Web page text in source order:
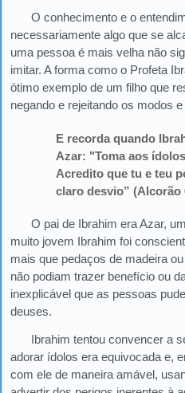
O conhecimento e o
necessariamente algo que se
uma pessoa é mais velha não
imitar. A forma como o Profeta
ótimo exemplo de um filho que
negando e rejeitando os modos
E recorda quando
Azar: "Toma aos
Acredito que tu e teu
claro desvio” (Alcorão
O pai de Ibrahim era Azar,
muito jovem Ibrahim foi
mais que pedaços de madeira
não podiam trazer benefício ou
inexplicável que as pessoas
deuses.
Ibrahim tentou convencer a
adorar ídolos era equivocada e,
com ele de maneira amável,